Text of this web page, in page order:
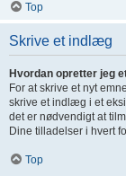
Top
Skrive et indlæg
Hvordan opretter jeg
For at skrive et nyt
skrive et indlæg i et
det er nødvendigt at
Dine tilladelser i hvert
Top